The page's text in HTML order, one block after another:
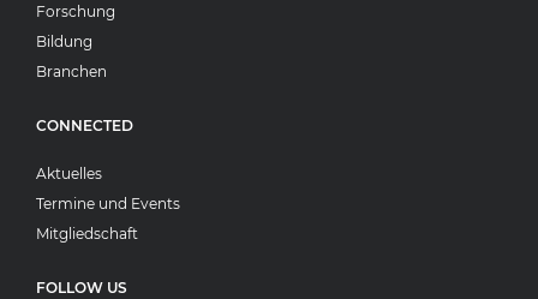
Forschung
Bildung
Branchen
CONNECTED
Aktuelles
Termine und Events
Mitgliedschaft
FOLLOW US